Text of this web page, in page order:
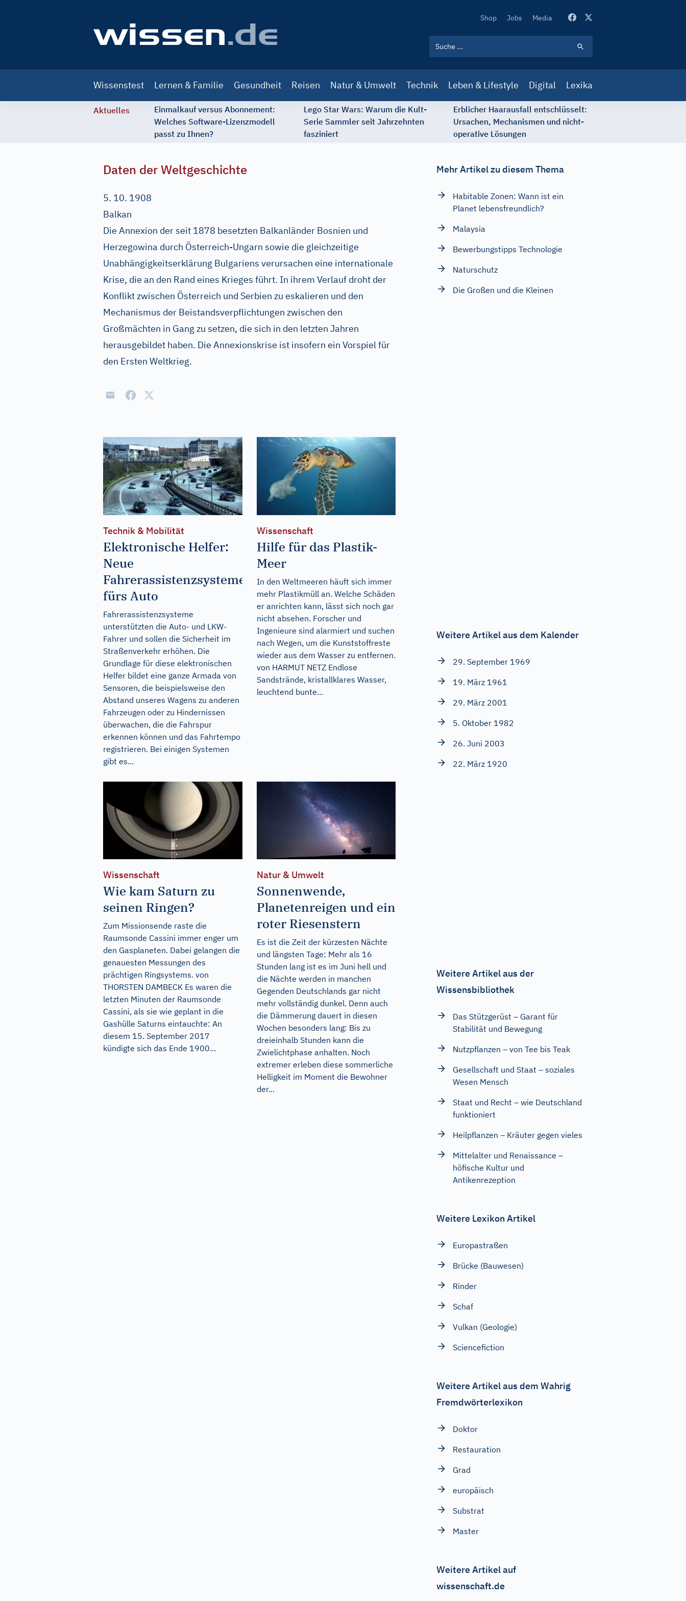
Secondary
Shop Jobs Media
navigation
Wissenstest Lernen & Familie Gesundheit Reisen Natur & Umwelt Technik Leben & Lifestyle Digital Lexika
Aktuelles
Einmalkauf versus Abonnement:
Welches Software-Lizenzmodell
passt zu Ihnen?
Lego Star Wars: Warum die Kult-
Serie Sammler seit Jahrzehnten
fasziniert
Erblicher Haarausfall entschlüsselt:
Ursachen, Mechanismen und nicht-
operative Lösungen
Daten der Weltgeschichte
5. 10. 1908
Balkan
Die Annexion der seit 1878 besetzten Balkanländer Bosnien und
Herzegowina durch Österreich-Ungarn sowie die gleichzeitige
Unabhängigkeitserklärung Bulgariens verursachen eine internationale
Krise, die an den Rand eines Krieges führt. In ihrem Verlauf droht der
Konflikt zwischen Österreich und Serbien zu eskalieren und den
Mechanismus der Beistandsverpflichtungen zwischen den
Großmächten in Gang zu setzen, die sich in den letzten Jahren
herausgebildet haben. Die Annexionskrise ist insofern ein Vorspiel für
den Ersten Weltkrieg.
Technik & Mobilität
Elektronische Helfer:
Neue
Fahrerassistenzsysteme
fürs Auto
Fahrerassistenzsysteme
unterstützten die Auto- und LKW-
Fahrer und sollen die Sicherheit im
Straßenverkehr erhöhen. Die
Grundlage für diese elektronischen
Helfer bildet eine ganze Armada von
Sensoren, die beispielsweise den
Abstand unseres Wagens zu anderen
Fahrzeugen oder zu Hindernissen
überwachen, die die Fahrspur
erkennen können und das Fahrtempo
registrieren. Bei einigen Systemen
gibt es...
Wissenschaft
Hilfe für das Plastik-
Meer
In den Weltmeeren häuft sich immer
mehr Plastikmüll an. Welche Schäden
er anrichten kann, lässt sich noch gar
nicht absehen. Forscher und
Ingenieure sind alarmiert und suchen
nach Wegen, um die Kunststoffreste
wieder aus dem Wasser zu entfernen.
von HARMUT NETZ Endlose
Sandstrände, kristallklares Wasser,
leuchtend bunte...
Wissenschaft
Wie kam Saturn zu
seinen Ringen?
Zum Missionsende raste die
Raumsonde Cassini immer enger um
den Gasplaneten. Dabei gelangen die
genauesten Messungen des
prächtigen Ringsystems. von
THORSTEN DAMBECK Es waren die
letzten Minuten der Raumsonde
Cassini, als sie wie geplant in die
Gashülle Saturns eintauchte: An
diesem 15. September 2017
kündigte sich das Ende 1900...
Natur & Umwelt
Sonnenwende,
Planetenreigen und ein
roter Riesenstern
Es ist die Zeit der kürzesten Nächte
und längsten Tage: Mehr als 16
Stunden lang ist es im Juni hell und
die Nächte werden in manchen
Gegenden Deutschlands gar nicht
mehr vollständig dunkel. Denn auch
die Dämmerung dauert in diesen
Wochen besonders lang: Bis zu
dreieinhalb Stunden kann die
Zwielichtphase anhalten. Noch
extremer erleben diese sommerliche
Helligkeit im Moment die Bewohner
der...
Mehr Artikel zu diesem Thema
Habitable Zonen: Wann ist ein
Planet lebensfreundlich?
Malaysia
Bewerbungstipps Technologie
Naturschutz
Die Großen und die Kleinen
Weitere Artikel aus dem Kalender
29. September 1969
19. März 1961
29. März 2001
5. Oktober 1982
26. Juni 2003
22. März 1920
Weitere Artikel aus der
Wissensbibliothek
Das Stützgerüst – Garant für
Stabilität und Bewegung
Nutzpflanzen – von Tee bis Teak
Gesellschaft und Staat – soziales
Wesen Mensch
Staat und Recht – wie Deutschland
funktioniert
Heilpflanzen – Kräuter gegen vieles
Mittelalter und Renaissance –
höfische Kultur und
Antikenrezeption
Weitere Lexikon Artikel
Europastraßen
Brücke (Bauwesen)
Rinder
Schaf
Vulkan (Geologie)
Sciencefiction
Weitere Artikel aus dem Wahrig
Fremdwörterlexikon
Doktor
Restauration
Grad
europäisch
Substrat
Master
Weitere Artikel auf
wissenschaft.de